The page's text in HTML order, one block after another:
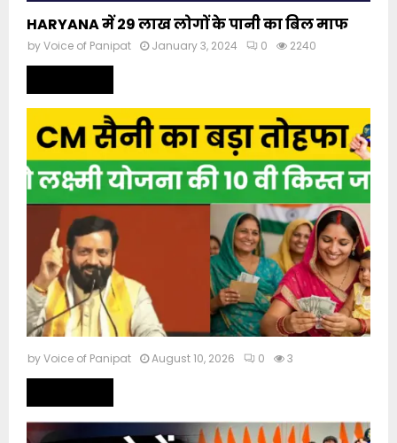
HARYANA में 29 लाख लोगों के पानी का बिल माफ
byVoice of Panipat January 3, 2024 0 2240
byVoice of Panipat August 10, 2026 0 3